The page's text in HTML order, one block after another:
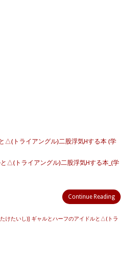
△(トライアングル)二股浮気Hする本 (学
△(トライアングル)二股浮気Hする本_(学
Continue Reading
けたいし)] ギャルとハーフのアイドルと△(トラ